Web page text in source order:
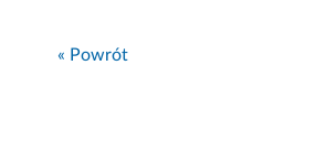
« Powrót